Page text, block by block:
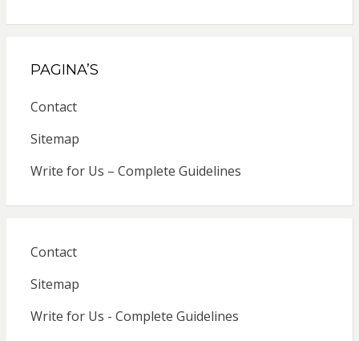
PAGINA’S
Contact
Sitemap
Write for Us – Complete Guidelines
Contact
Sitemap
Write for Us - Complete Guidelines